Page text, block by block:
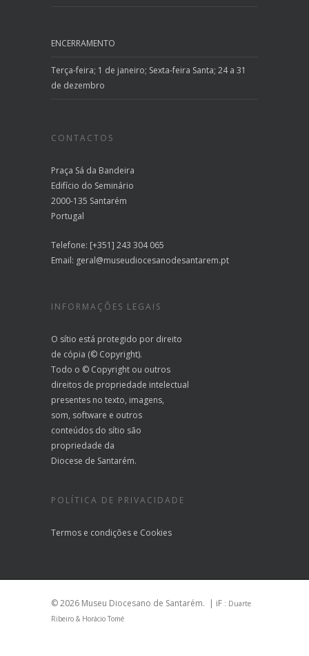
ENCERRAMENTO
Terça-feira; 1 de janeiro; Sexta-feira Santa; 24 a 31
de dezembro
CONTACTOS
Praça Sá da Bandeira
Edifício do Seminário
2000-135 Santarém
Portugal
Telefone: [+351] 243 304 065
Email: geral@museudiocesanodesantarem.pt
INFORMAÇÕES LEGAIS
O sítio está protegido por direito
de cópia (© Copyright).
Todo o © Copyright ou outros
direitos de propriedade intelectual
presentes no texto, imagens,
som, software e outros
conteúdos do sítio são
propriedade da
Diocese de Santarém.
POLÍTICA DE PRIVACIDADE
Termos e condições e Cookies
© 2026 Museu Diocesano de Santarém. | iF : Duarte
Ribeiro & Horácio Tomé